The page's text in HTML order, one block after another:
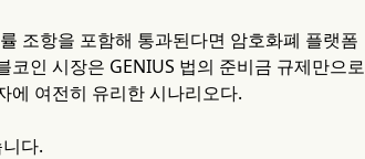
조항을 포함해 통과된다면 암호화폐 플랫폼
인 시장은 GENIUS 법의 준비금 규제만으로
에 여전히 유리한 시나리오다.
다.